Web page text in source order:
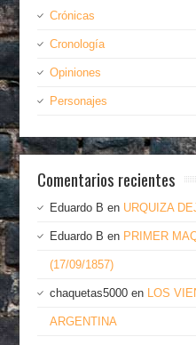
Crónicas
Cronología
Opiniones
Personajes
Comentarios recientes
Eduardo B en URQUIZA
Eduardo B en PRIMER
(17/09/1857)
chaquetas5000 en LOS
ARGENTINA